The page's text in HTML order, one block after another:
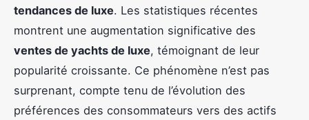
tendances de luxe. Les statistiques récentes
montrent une augmentation significative des
ventes de yachts de luxe, témoignant de leur
popularité croissante. Ce phénomène n’est pas
surprenant, compte tenu de l’évolution des
préférences des consommateurs vers des actifs